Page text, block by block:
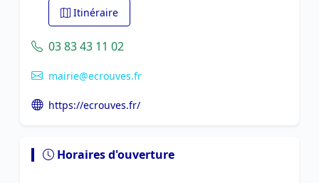
Itinéraire
03 83 43 11 02
mairie@ecrouves.fr
https://ecrouves.fr/
Horaires d'ouverture